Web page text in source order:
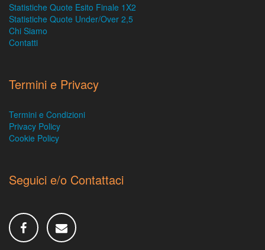
Statistiche Quote Esito Finale 1X2
Statistiche Quote Under/Over 2,5
Chi Siamo
Contatti
Termini e Privacy
Termini e Condizioni
Privacy Policy
Cookie Policy
Seguici e/o Contattaci